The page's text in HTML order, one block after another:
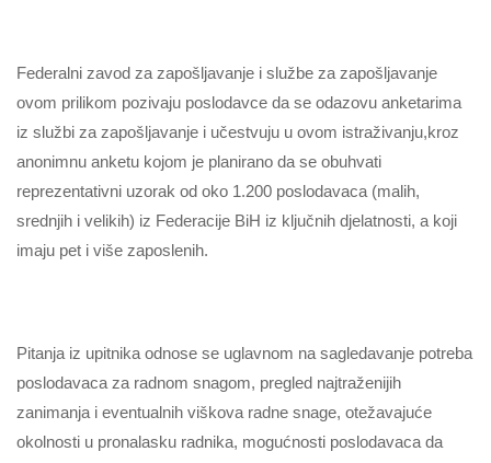
Federalni zavod za zapošljavanje i službe za zapošljavanje
ovom prilikom pozivaju poslodavce da se odazovu anketarima
iz službi za zapošljavanje i učestvuju u ovom istraživanju,kroz
anonimnu anketu kojom je planirano da se obuhvati
reprezentativni uzorak od oko 1.200 poslodavaca (malih,
srednjih i velikih) iz Federacije BiH iz ključnih djelatnosti, a koji
imaju pet i više zaposlenih.
Pitanja iz upitnika odnose se uglavnom na sagledavanje potreba
poslodavaca za radnom snagom, pregled najtraženijih
zanimanja i eventualnih viškova radne snage, otežavajuće
okolnosti u pronalasku radnika, mogućnosti poslodavaca da